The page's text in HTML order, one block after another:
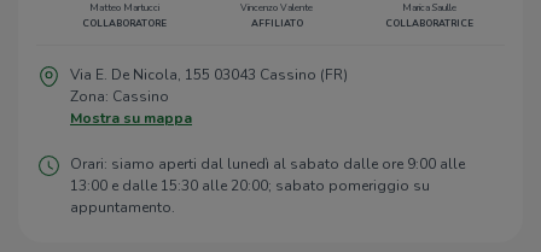
Matteo Martucci
COLLABORATORE
Vincenzo Valente
AFFILIATO
Marica Saulle
COLLABORATRICE
Via E. De Nicola, 155 03043 Cassino (FR)
Zona: Cassino
Mostra su mappa
Orari: siamo aperti dal lunedì al sabato dalle ore 9:00 alle
13:00 e dalle 15:30 alle 20:00; sabato pomeriggio su
appuntamento.